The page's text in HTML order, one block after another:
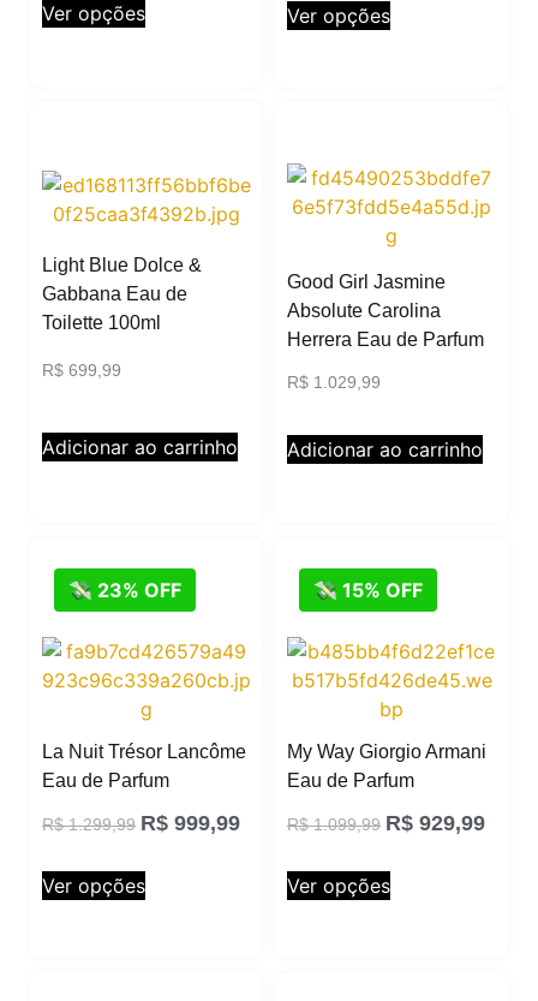
Ver opções Ver opções
Light Blue Dolce &
Gabbana Eau de
Toilette 100ml
R$ 699,99
Adicionar ao carrinho
Good Girl Jasmine
Absolute Carolina
Herrera Eau de Parfum
R$ 1.029,99
Adicionar ao carrinho
💸 23% OFF
La Nuit Trésor Lancôme
Eau de Parfum
R$1.299,99 R$ 999,99
Ver opções
💸 15% OFF
My Way Giorgio Armani
Eau de Parfum
R$1.099,99 R$ 929,99
Ver opções